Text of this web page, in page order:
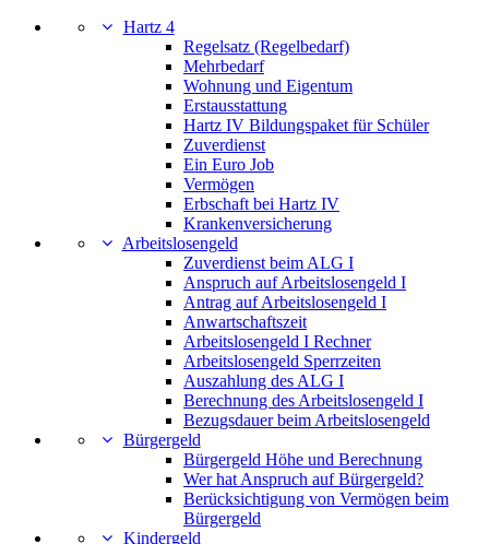
Hartz 4
Regelsatz (Regelbedarf)
Mehrbedarf
Wohnung und Eigentum
Erstausstattung
Hartz IV Bildungspaket für Schüler
Zuverdienst
Ein Euro Job
Vermögen
Erbschaft bei Hartz IV
Krankenversicherung
Arbeitslosengeld
Zuverdienst beim ALG I
Anspruch auf Arbeitslosengeld I
Antrag auf Arbeitslosengeld I
Anwartschaftszeit
Arbeitslosengeld I Rechner
Arbeitslosengeld Sperrzeiten
Auszahlung des ALG I
Berechnung des Arbeitslosengeld I
Bezugsdauer beim Arbeitslosengeld
Bürgergeld
Bürgergeld Höhe und Berechnung
Wer hat Anspruch auf Bürgergeld?
Berücksichtigung von Vermögen beim
Bürgergeld
Kindergeld